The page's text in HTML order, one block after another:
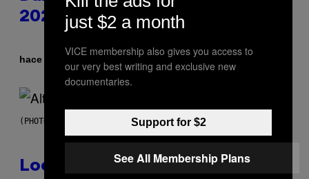
2026
hace 6 horas Por Ashley Fike
(PHOTO BY MICK HUTSON/REDFERNS)
Looking For the Perfect Alt-
just $2 a month
VICE membership also gives you access to
our very best writing and exclusive new
documentaries.
Support for $2
See All Membership Plans